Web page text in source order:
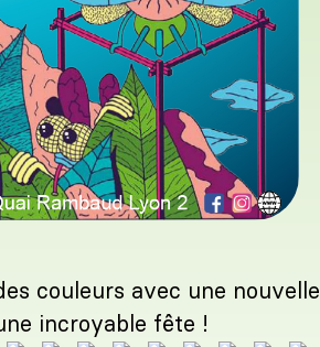
couleurs avec une nouvelle
incroyable fête !